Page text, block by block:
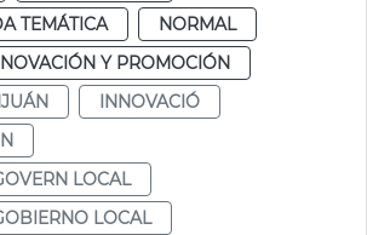
TEMÁTICA
NORMAL
Y PROMOCIÓN
INNOVACIÓ
LOCAL
LOCAL